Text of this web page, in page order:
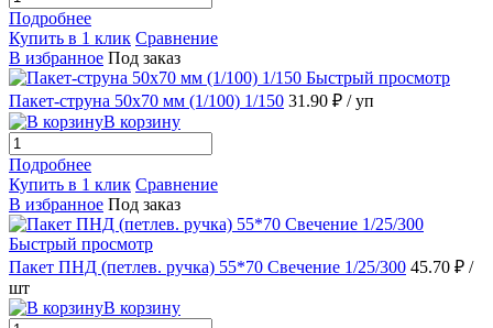
Подробнее
Купить в 1 клик Сравнение
В избранное Под заказ
Быстрый просмотр
Пакет-струна 50х70 мм (1/100) 1/150 31.90 ₽ / уп
В корзину
Подробнее
Купить в 1 клик Сравнение
В избранное Под заказ
Быстрый просмотр
Пакет ПНД (петлев. ручка) 55*70 Свечение 1/25/300 45.70 ₽ /
шт
В корзину